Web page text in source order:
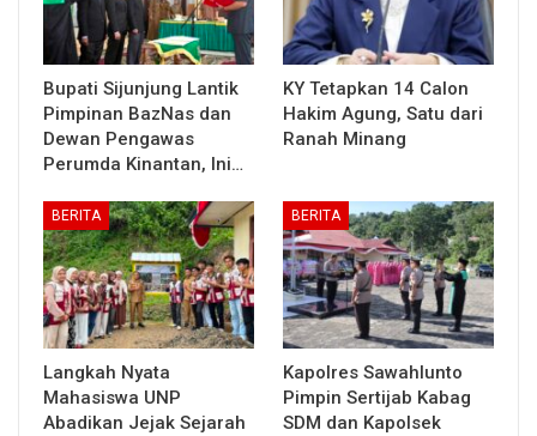
Bupati Sijunjung Lantik
Pimpinan BazNas dan
Dewan Pengawas
Perumda Kinantan, Ini…
KY Tetapkan 14 Calon
Hakim Agung, Satu dari
Ranah Minang
BERITA
Langkah Nyata
Mahasiswa UNP
Abadikan Jejak Sejarah
BERITA
Kapolres Sawahlunto
Pimpin Sertijab Kabag
SDM dan Kapolsek